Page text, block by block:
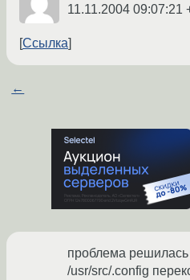
11.11.2004 09:07:21
Ссылка
←
проблема
/usr/src/.config